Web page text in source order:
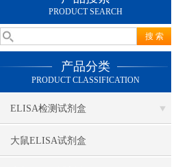
PRODUCT SEARCH
产品分类
PRODUCT CLASSIFICATION
ELISA检测试剂盒
大鼠ELISA试剂盒